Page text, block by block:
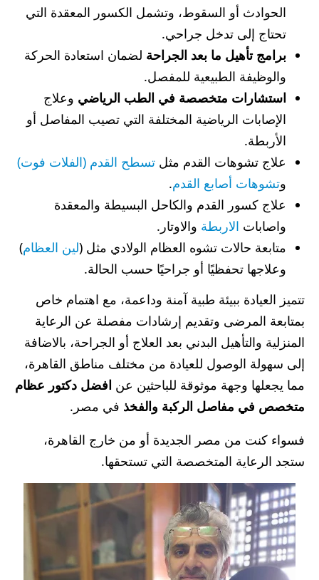
الحوادث أو السقوط، وتشمل الكسور المعقدة التي
تحتاج إلى تدخل جراحي.
برامج تأهيل ما بعد الجراحة لضمان استعادة الحركة
والوظيفة الطبيعية للمفصل.
استشارات متخصصة في الطب الرياضي وعلاج
الإصابات الرياضية المختلفة التي تصيب المفاصل أو
الأربطة.
علاج تشوهات القدم مثلتسطح القدم (الفلات فوت)
وتشوهات أصابع القدم.
علاج كسور القدم والكاحل البسيطة والمعقدة
واصابات الاربطة والاوتار.
متابعة حالات تشوه العظام الولادي مثل (لين العظام)
وعلاجها تحفظيًا أو جراحيًا حسب الحالة.
تتميز العيادة ببيئة طبية آمنة وداعمة، مع اهتمام خاص
بمتابعة المرضى وتقديم إرشادات مفصلة عن الرعاية
المنزلية والتأهيل البدني بعد العلاج أو الجراحة، بالاضافة
إلى سهولة الوصول للعيادة من مختلف مناطق القاهرة،
مما يجعلها وجهة موثوقة للباحثين عن افضل دكتور عظام
متخصص في مفاصل الركبة والفخذ في مصر.
فسواء كنت من مصر الجديدة أو من خارج القاهرة،
ستجد الرعاية المتخصصة التي تستحقها.